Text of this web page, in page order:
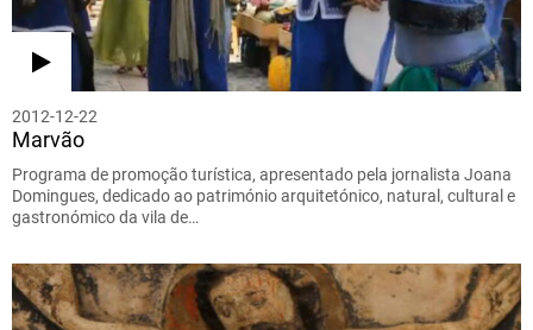
2012-12-22
Marvão
Programa de promoção turística, apresentado pela jornalista Joana
Domingues, dedicado ao património arquitetónico, natural, cultural e
gastronómico da vila de…